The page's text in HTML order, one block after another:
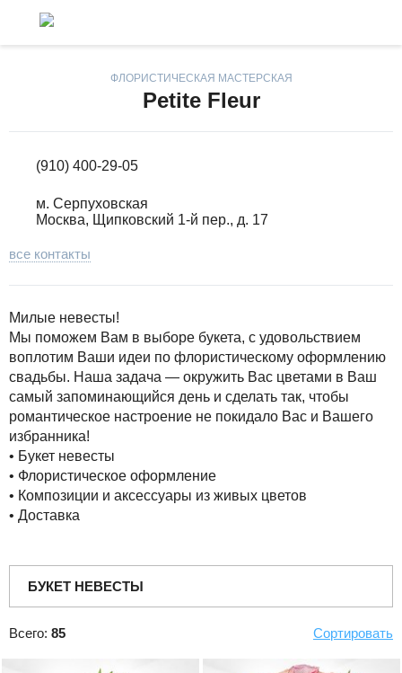
ФЛОРИСТИЧЕСКАЯ МАСТЕРСКАЯ
Petite Fleur
(910) 400-29-05
м. Серпуховская
Москва, Щипковский 1-й пер., д. 17
все контакты
Милые невесты!
Мы поможем Вам в выборе букета, с удовольствием
воплотим Ваши идеи по флористическому оформлению
свадьбы. Наша задача — окружить Вас цветами в Ваш
самый запоминающийся день и сделать так, чтобы
романтическое настроение не покидало Вас и Вашего
избранника!
• Букет невесты
• Флористическое оформление
• Композиции и аксессуары из живых цветов
• Доставка
БУКЕТ НЕВЕСТЫ
Всего: 85 Сортировать